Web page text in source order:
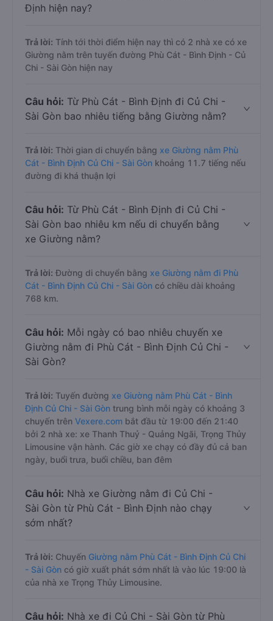
Định hiện nay?
Trả lời: Tính tới thời điểm hiện nay thì có 2 nhà xe có xe
Giường nằm trên tuyến đường Phù Cát - Bình Định - Củ
Chi - Sài Gòn hiện nay
Câu hỏi: Từ Phù Cát - Bình Định đi Củ Chi -
Sài Gòn bao nhiêu tiếng bằng Giường nằm?
Trả lời: Thời gian di chuyển bằng xe Giường nằm Phù
Cát - Bình Định Củ Chi - Sài Gòn khoảng 11.7 tiếng nếu
đường đi khá thuận lợi
Câu hỏi: Từ Phù Cát - Bình Định đi Củ Chi -
Sài Gòn bao nhiêu km nếu di chuyển bằng
xe Giường nằm?
Trả lời: Đường di chuyển bằng xe Giường nằm đi Phù
Cát - Bình Định Củ Chi - Sài Gòn có chiều dài khoảng
768 km.
Câu hỏi: Mỗi ngày có bao nhiêu chuyến xe
Giường nằm đi Phù Cát - Bình Định Củ Chi -
Sài Gòn?
Trả lời: Tuyến đường xe Giường nằm Phù Cát - Bình
Định Củ Chi - Sài Gòn trung bình mỗi ngày có khoảng 3
chuyến trên Vexere.com bắt đầu từ 19:00 đến 21:40
bởi 2 nhà xe: xe Thanh Thuỷ - Quảng Ngãi, Trọng Thủy
Limousine vận hành. Các giờ xe chạy có đầy đủ cả ban
ngày, buổi trưa, buổi chiều, ban đêm
Câu hỏi: Nhà xe Giường nằm đi Củ Chi -
Sài Gòn từ Phù Cát - Bình Định nào chạy
sớm nhất?
Trả lời: Chuyến Giường nằm Phù Cát - Bình Định Củ Chi
- Sài Gòn có giờ xuất phát sớm nhất là vào lúc 19:00 là
của nhà xe Trọng Thủy Limousine.
Câu hỏi: Nhà xe đi Củ Chi - Sài Gòn từ Phù